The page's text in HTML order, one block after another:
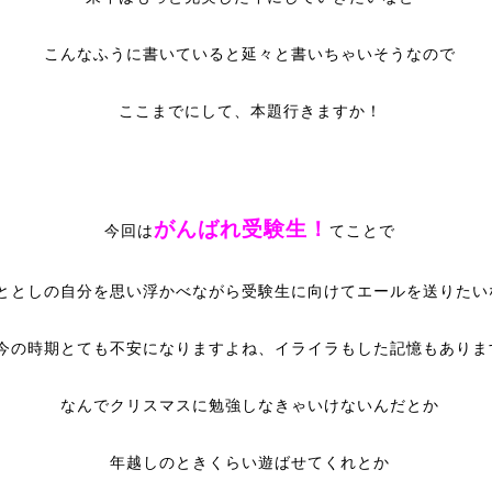
こんなふうに書いていると延々と書いちゃいそうなので
ここまでにして、本題行きますか！
今回はがんばれ受験生！ てことで
としの自分を思い浮かべながら受験生に向けてエールを送りたい
の時期とても不安になりますよね、イライラもした記憶もありま
なんでクリスマスに勉強しなきゃいけないんだとか
年越しのときくらい遊ばせてくれとか